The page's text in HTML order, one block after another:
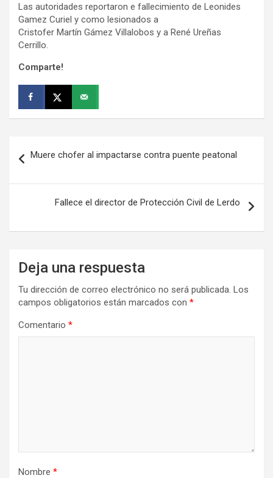
Las autoridades reportaron e fallecimiento de Leonides
Gamez Curiel y como lesionados a
Cristofer Martín Gámez Villalobos y a René Ureñas
Cerrillo.
Comparte!
de
entradas
Muere chofer al impactarse contra puente peatonal
Fallece el director de Protección Civil de Lerdo
Deja una respuesta
Tu dirección de correo electrónico no será publicada. Los
campos obligatorios están marcados con *
Comentario *
Nombre *